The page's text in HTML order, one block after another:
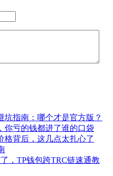
坑指南：哪个才是官方版？
你亏的钱都进了谁的口袋
格背后，这几点太扎心了
，TP钱包跨TRC链速通教